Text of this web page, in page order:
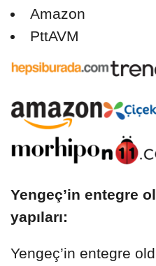
Amazon
PttAVM
Yengeç’in entegre
yapıları:
Yengeç’in entegre